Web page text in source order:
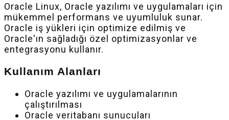
Oracle Linux, Oracle yazılımı ve uygulamaları için
mükemmel performans ve uyumluluk sunar.
Oracle iş yükleri için optimize edilmiş ve
Oracle'ın sağladığı özel optimizasyonlar ve
entegrasyonu kullanır.
Kullanım Alanları
Oracle yazılımı ve uygulamalarının
çalıştırılması
Oracle veritabanı sunucuları